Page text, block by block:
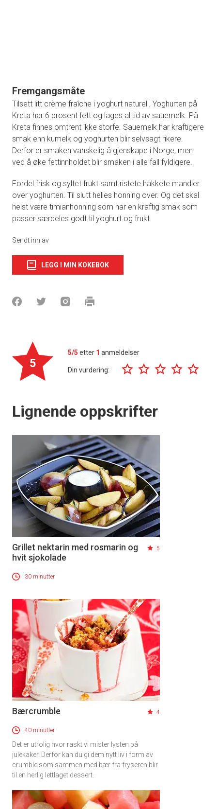
Fremgangsmåte
Tilsett litt crème fraîche i yoghurt naturell. Yoghurten på
Kreta har 6 prosent fett og lages alltid av sauemelk. På
Kreta finnes omtrent ikke storfe. Sauemelk har kraftigere
smak enn kumelk og yoghurten blir selvsagt rikere.
Derfor er smaken vanskelig å gjenskape i Norge, men
ved å øke fettinnholdet blir smaken i alle fall fyldigere.
Fordel frisk og syltet frukt samt ristete hakkete mandler
over yoghurten. Til slutt helles honning over. Og det skal
helst være timianhonning som har en kraftig smak som
passer særdeles godt til yoghurt og frukt.
Sendt inn av
LEGG I MIN KOKEBOK
5
5/5 etter 1 anmeldelser
Din vurdering:
Lignende oppskrifter
Grillet nektarin med rosmarin og
hvit sjokolade
5
30 minutter
Bærcrumble 4
40 minutter
Det er utrolig hvor raskt vi mister lysten på
julekaker. Derfor kan du gi dem nytt liv i form av
crumble som sammen med bær fra fryseren blir
til en herlig lettlaget dessert.